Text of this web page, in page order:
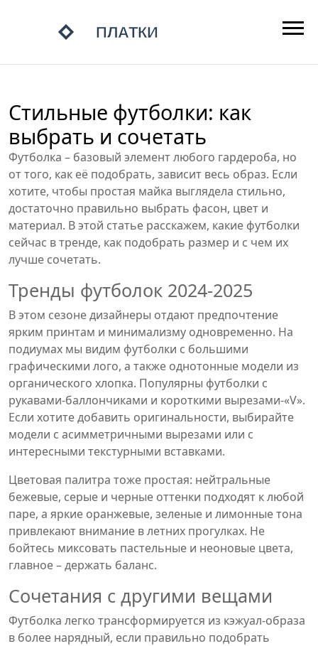
Стильные футболки: как
выбрать и сочетать
Футболка – базовый элемент любого гардероба, но
от того, как её подобрать, зависит весь образ. Если
хотите, чтобы простая майка выглядела стильно,
достаточно правильно выбрать фасон, цвет и
материал. В этой статье расскажем, какие футболки
сейчас в тренде, как подобрать размер и с чем их
лучше сочетать.
Тренды футболок 2024‑2025
В этом сезоне дизайнеры отдают предпочтение
ярким принтам и минимализму одновременно. На
подиумах мы видим футболки с большими
графическими лого, а также однотонные модели из
органического хлопка. Популярны футболки с
рукавами‑баллончиками и короткими вырезами-«V».
Если хотите добавить оригинальности, выбирайте
модели с асимметричными вырезами или с
интересными текстурными вставками.
Цветовая палитра тоже простая: нейтральные
бежевые, серые и черные оттенки подходят к любой
паре, а яркие оранжевые, зеленые и лимонные тона
привлекают внимание в летних прогулках. Не
бойтесь миксовать пастельные и неоновые цвета,
главное – держать баланс.
Сочетания с другими вещами
Футболка легко трансформируется из кэжуал‑образа
в более нарядный, если правильно подобрать